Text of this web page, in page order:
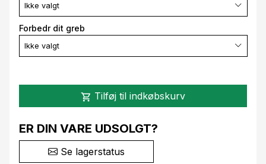
Ikke valgt
Forbedr dit greb
Ikke valgt
shopping_cart Tilføj til indkøbskurv
ER DIN VARE UDSOLGT?
Se lagerstatus